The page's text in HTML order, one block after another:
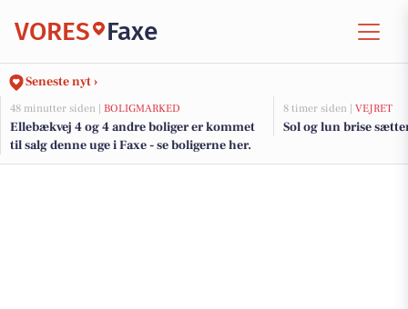
VORES Faxe
Seneste nyt ›
48 minutter siden | BOLIGMARKED
Ellebækvej 4 og 4 andre boliger er kommet
til salg denne uge i Faxe - se boligerne her.
8 timer siden | VEJRET
Sol og lun brise